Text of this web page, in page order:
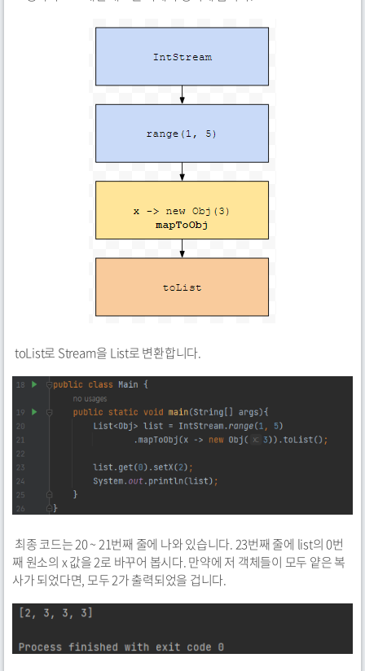
toList로 Stream을 List로 변환합니다.
최종 코드는 20 ~ 21번째 줄에 나와 있습니다. 23번째 줄에 list의 0번
째 원소의 x 값을 2로 바꾸어 봅시다. 만약에 저 객체들이 모두 얕은 복
사가 되었다면, 모두 2가 출력되었을 겁니다.